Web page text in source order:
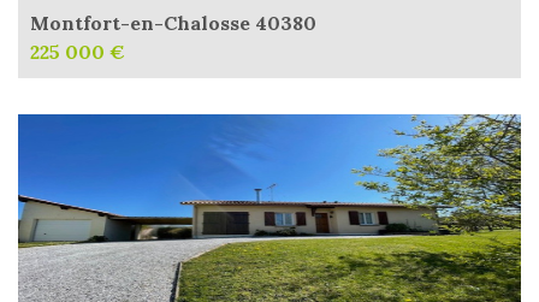
Montfort-en-Chalosse 40380
225 000 €